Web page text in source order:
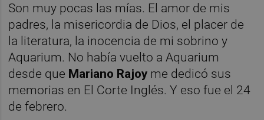
Son muy pocas las mías. El amor de mis
padres, la misericordia de Dios, el placer de
la literatura, la inocencia de mi sobrino y
Aquarium. No había vuelto a Aquarium
desde que Mariano Rajoy me dedicó sus
memorias en El Corte Inglés. Y eso fue el 24
de febrero.